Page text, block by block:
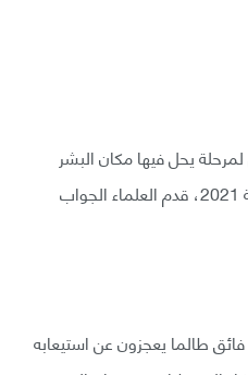
يحل فيها مكان البشر
موضوعًا شائعًا لعدة عقود. في سنة 2021، قدم العلماء الجواب
طالما يعجزون عن استيعابه